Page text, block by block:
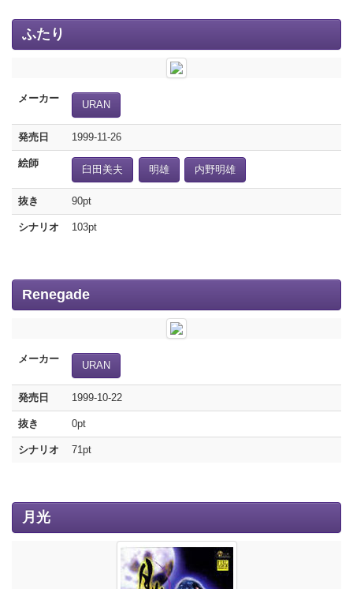
ふたり
メーカー
URAN
発売日 1999-11-26
絵師
臼田美夫 明雄 内野明雄
抜き 90pt
シナリオ 103pt
Renegade
メーカー
URAN
発売日 1999-10-22
抜き 0pt
シナリオ 71pt
月光